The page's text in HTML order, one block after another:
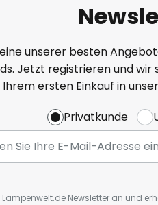
unserer besten
Jetzt registrieren und wir
Ihrem ersten Einkauf in
Privatkunde
Newsletter an und